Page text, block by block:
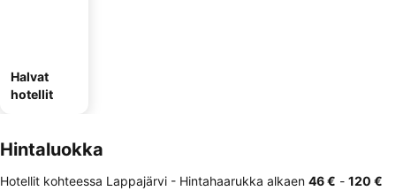
Halvat
hotellit
Hintaluokka
Hotellit kohteessa Lappajärvi - Hintahaarukka alkaen ‎46 € - ‎120 €